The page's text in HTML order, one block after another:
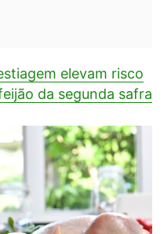
elevam risco
da segunda safra